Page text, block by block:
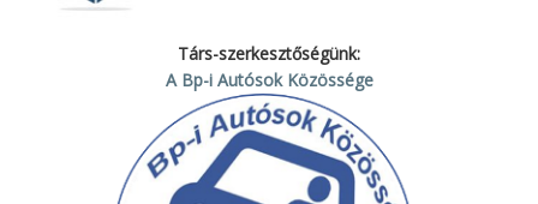
Társ-szerkesztőségünk:
A Bp-i Autósok Közössége